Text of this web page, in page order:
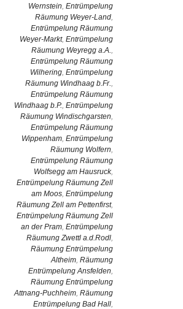
Wernstein, Entrümpelung
Räumung Weyer-Land,
Entrümpelung Räumung
Weyer-Markt, Entrümpelung
Räumung Weyregg a.A.,
Entrümpelung Räumung
Wilhering, Entrümpelung
Räumung Windhaag b.Fr.,
Entrümpelung Räumung
Windhaag b.P., Entrümpelung
Räumung Windischgarsten,
Entrümpelung Räumung
Wippenham, Entrümpelung
Räumung Wolfern,
Entrümpelung Räumung
Wolfsegg am Hausruck,
Entrümpelung Räumung Zell
am Moos, Entrümpelung
Räumung Zell am Pettenfirst,
Entrümpelung Räumung Zell
an der Pram, Entrümpelung
Räumung Zwettl a.d.Rodl,
Räumung Entrümpelung
Altheim, Räumung
Entrümpelung Ansfelden,
Räumung Entrümpelung
Attnang-Puchheim, Räumung
Entrümpelung Bad Hall,